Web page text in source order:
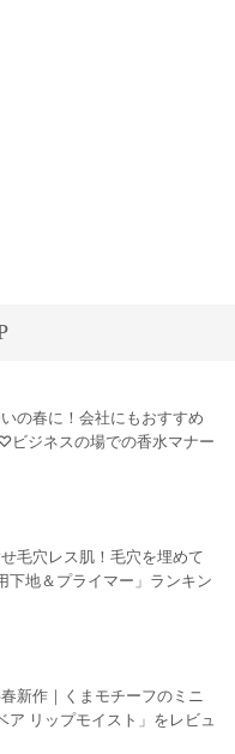
の春に！会社にもおすすめ
ビジネスの場での香水マナー
毛穴レス肌！毛穴を埋めて
下地＆プライマー」ランキン
新作｜くまモチーフのミニ
ア リップモイスト」をレビュ